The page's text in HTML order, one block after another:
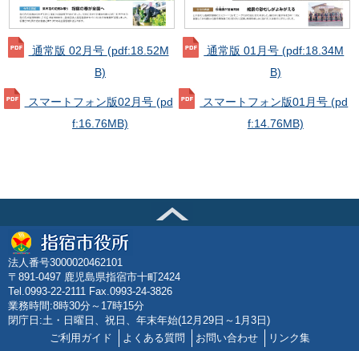
通常版 02月号 (pdf:18.52M
B)
スマートフォン版02月号 (pd
f:16.76MB)
通常版 01月号(pdf:18.34M
B)
スマートフォン版01月号(pd
f:14.76MB)
法人番号3000020462101
〒891-0497 鹿児島県指宿市十町2424
Tel.0993-22-2111 Fax.0993-24-3826
業務時間:8時30分～17時15分
閉庁日:土・日曜日、祝日、年末年始(12月29日～1月3日)
ご利用ガイド
よくある質問 お問い合わせ リンク集